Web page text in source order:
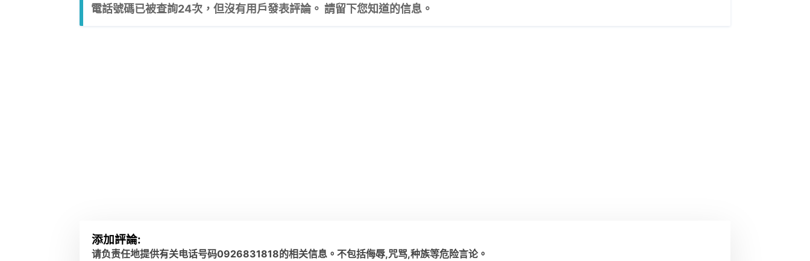
電話號碼已被查詢24次，但沒有用戶發表評論。 請留下您知道的信息。
添加評論:
请负责任地提供有关电话号码0926831818的相关信息。不包括侮辱,咒骂,种族等危险言论。